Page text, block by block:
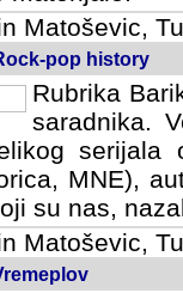
Matoševic,
pop history
Rubrika
saradnika.
serijala
MNE),
su nas,
Matoševic,